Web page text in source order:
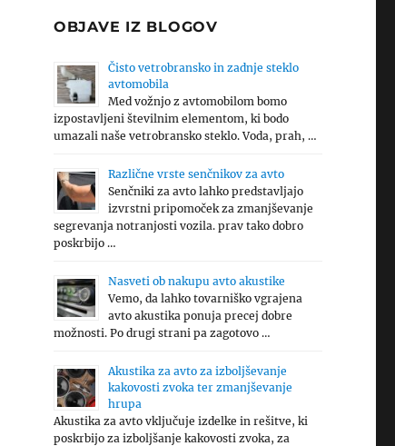
OBJAVE IZ BLOGOV
Čisto vetrobransko in zadnje steklo
avtomobila
Med vožnjo z avtomobilom bomo
izpostavljeni številnim elementom, ki bodo
umazali naše vetrobransko steklo. Voda, prah, …
Različne vrste senčnikov za avto
Senčniki za avto lahko predstavljajo
izvrstni pripomoček za zmanjševanje
segrevanja notranjosti vozila. prav tako dobro
poskrbijo …
Nasveti ob nakupu avto akustike
Vemo, da lahko tovarniško vgrajena
avto akustika ponuja precej dobre
možnosti. Po drugi strani pa zagotovo …
Akustika za avto za izboljševanje
kakovosti zvoka ter zmanjševanje
hrupa
Akustika za avto vključuje izdelke in rešitve, ki
poskrbijo za izboljšanje kakovosti zvoka, za